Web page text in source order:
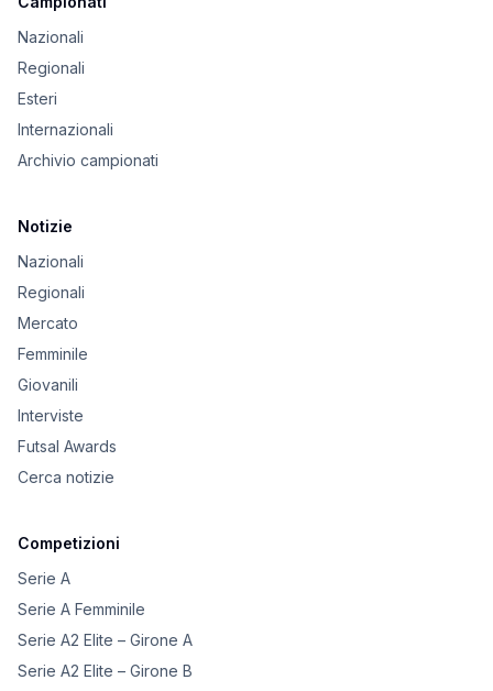
Nazionali
Regionali
Esteri
Internazionali
Archivio campionati
Notizie
Nazionali
Regionali
Mercato
Femminile
Giovanili
Interviste
Futsal Awards
Cerca notizie
Competizioni
Serie A
Serie A Femminile
Serie A2 Elite – Girone A
Serie A2 Elite – Girone B